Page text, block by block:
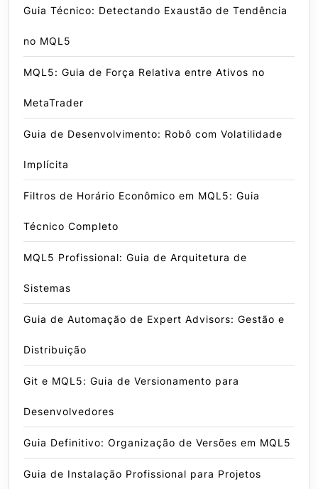
Guia Técnico: Detectando Exaustão de Tendência
no MQL5
MQL5: Guia de Força Relativa entre Ativos no
MetaTrader
Guia de Desenvolvimento: Robô com Volatilidade
Implícita
Filtros de Horário Econômico em MQL5: Guia
Técnico Completo
MQL5 Profissional: Guia de Arquitetura de
Sistemas
Guia de Automação de Expert Advisors: Gestão e
Distribuição
Git e MQL5: Guia de Versionamento para
Desenvolvedores
Guia Definitivo: Organização de Versões em MQL5
Guia de Instalação Profissional para Projetos